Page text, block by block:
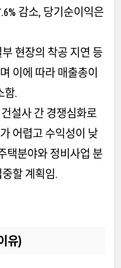
감소, 당기순이익은
현장의 착공 지연 등
이에 따라 매출총이
함.
설사 간 경쟁심화로
어렵고 수익성이 낮
택분야와 정비사업 분
할 계획임.
유)